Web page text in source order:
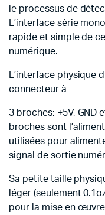
le processus de
L’interface série
rapide et simple de
numérique.
L’interface physique
connecteur à
3 broches: +5V, GND
broches sont
utilisées pour
signal de sortie
Sa petite taille
léger (seulement
pour la mise en